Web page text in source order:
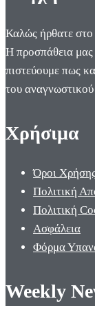
Καλώς ήρθατε
Η προσπάθεια μας
πιστεύουμε πως
του
Χρήσιμα
Όροι
Πολιτική
Πολιτική
Ασφάλεια
Φόρμα
Weekly